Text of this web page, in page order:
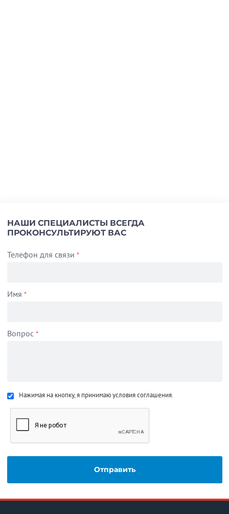
НАШИ СПЕЦИАЛИСТЫ ВСЕГДА
ПРОКОНСУЛЬТИРУЮТ ВАС
Телефон для связи *
Имя *
Вопрос *
Нажимая на кнопку, я принимаю условия соглашения.